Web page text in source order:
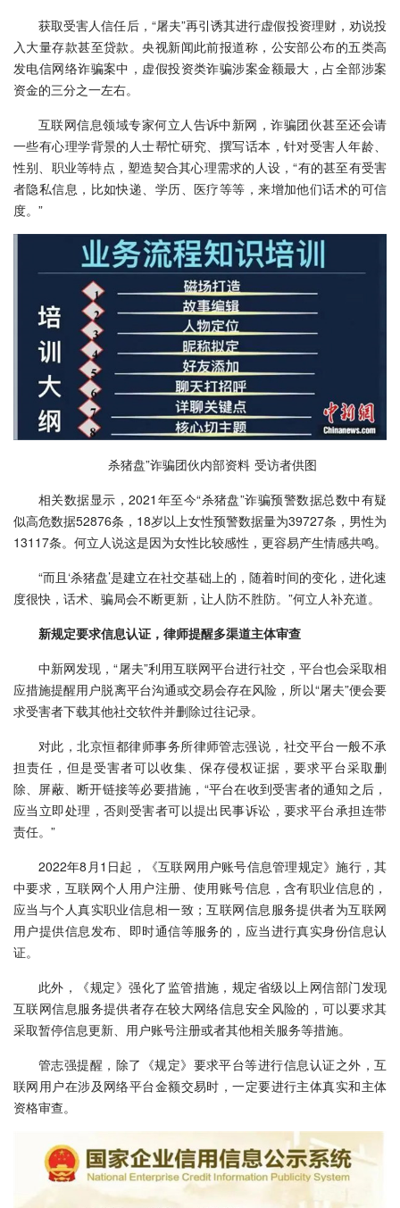
获取受害人信任后，“屠夫”再引诱其进行虚假投资理财，劝说投
入大量存款甚至贷款。央视新闻此前报道称，公安部公布的五类高
发电信网络诈骗案中，虚假投资类诈骗涉案金额最大，占全部涉案
资金的三分之一左右。
互联网信息领域专家何立人告诉中新网，诈骗团伙甚至还会请
一些有心理学背景的人士帮忙研究、撰写话本，针对受害人年龄、
性别、职业等特点，塑造契合其心理需求的人设，“有的甚至有受害
者隐私信息，比如快递、学历、医疗等等，来增加他们话术的可信
度。”
杀猪盘”诈骗团伙内部资料 受访者供图
相关数据显示，2021年至今“杀猪盘”诈骗预警数据总数中有疑
似高危数据52876条，18岁以上女性预警数据量为39727条，男性为
13117条。何立人说这是因为女性比较感性，更容易产生情感共鸣。
“而且‘杀猪盘’是建立在社交基础上的，随着时间的变化，进化速
度很快，话术、骗局会不断更新，让人防不胜防。”何立人补充道。
新规定要求信息认证，律师提醒多渠道主体审查
中新网发现，“屠夫”利用互联网平台进行社交，平台也会采取相
应措施提醒用户脱离平台沟通或交易会存在风险，所以“屠夫”便会要
求受害者下载其他社交软件并删除过往记录。
对此，北京恒都律师事务所律师管志强说，社交平台一般不承
担责任，但是受害者可以收集、保存侵权证据，要求平台采取删
除、屏蔽、断开链接等必要措施，“平台在收到受害者的通知之后，
应当立即处理，否则受害者可以提出民事诉讼，要求平台承担连带
责任。”
2022年8月1日起，《互联网用户账号信息管理规定》施行，其
中要求，互联网个人用户注册、使用账号信息，含有职业信息的，
应当与个人真实职业信息相一致；互联网信息服务提供者为互联网
用户提供信息发布、即时通信等服务的，应当进行真实身份信息认
证。
此外，《规定》强化了监管措施，规定省级以上网信部门发现
互联网信息服务提供者存在较大网络信息安全风险的，可以要求其
采取暂停信息更新、用户账号注册或者其他相关服务等措施。
管志强提醒，除了《规定》要求平台等进行信息认证之外，互
联网用户在涉及网络平台金额交易时，一定要进行主体真实和主体
资格审查。